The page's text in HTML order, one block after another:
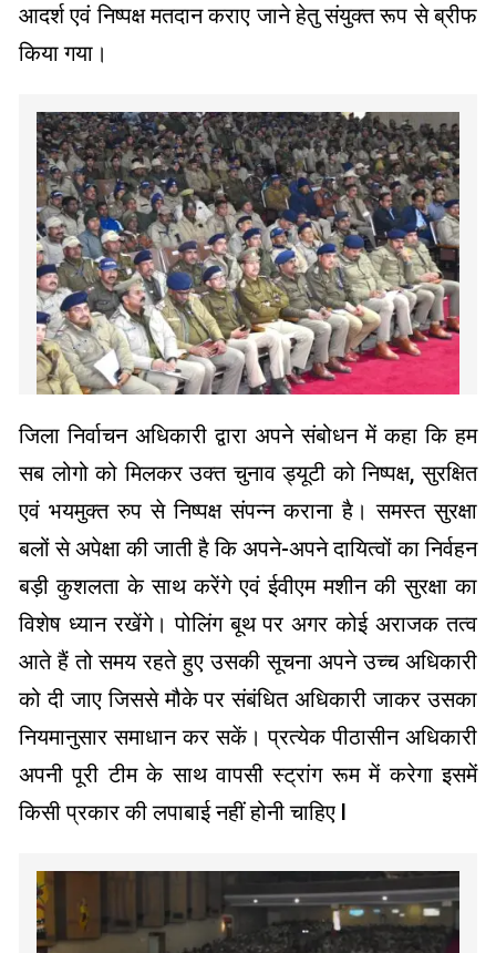
आदर्श एवं निष्पक्ष मतदान कराए जाने हेतु संयुक्त रूप से ब्रीफ
किया गया।
जिला निर्वाचन अधिकारी द्वारा अपने संबोधन में कहा कि हम
सब लोगो को मिलकर उक्त चुनाव ड्यूटी को निष्पक्ष, सुरक्षित
एवं भयमुक्त रुप से निष्पक्ष संपन्न कराना है। समस्त सुरक्षा
बलों से अपेक्षा की जाती है कि अपने-अपने दायित्वों का निर्वहन
बड़ी कुशलता के साथ करेंगे एवं ईवीएम मशीन की सुरक्षा का
विशेष ध्यान रखेंगे। पोलिंग बूथ पर अगर कोई अराजक तत्व
आते हैं तो समय रहते हुए उसकी सूचना अपने उच्च अधिकारी
को दी जाए जिससे मौके पर संबंधित अधिकारी जाकर उसका
नियमानुसार समाधान कर सकें। प्रत्येक पीठासीन अधिकारी
अपनी पूरी टीम के साथ वापसी स्ट्रांग रूम में करेगा इसमें
किसी प्रकार की लपाबाई नहीं होनी चाहिए l